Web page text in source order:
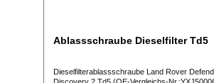
Ablassschraube Dieselfilter Td5
Dieselfilterablassschraube Land Rover